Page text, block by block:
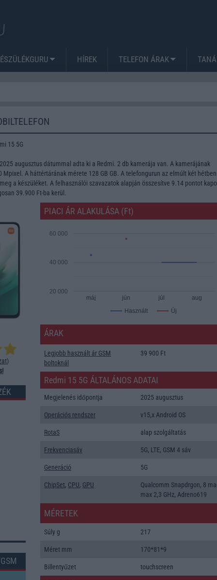
HÍREK TELEFON ÁRAK
15 5G
augusztus dátummal adta ki a Redmi. 2 db kamerája van. A kamerájának
Mpixel. A háttértárának mérete 128 GB GB. A telefongurun az elmúlt két
a készüléket. A felhasználói szavazatok alapján összesítve 9.14 pontot
39.900 Ft-ba kerül.
)
PIACI ÁR ALAKULÁSA (Ft)
Használt Új
máj jún júl aug
20 000
40 000
60 000
ÁRAK
Legjobb használt ár GSM
boltoknál
39 900 Ft
Redmi 15 5G ÁLTALÁNOS ADATAI
Megjelenés időpontja 2025 augusztus
Operációs rendszer v15,x Android OS
RotaS alap szolgáltatás
Frekvenciasáv 5G, LTE, GSM 4 sáv
Generáció 5G
ChipSet, CPU, GPU
Qualcomm Snapdrgon, 8
max 2,3 GHz, Adreno619
MÉRETEK
Súly g 217
Méret mm 170*81*9
Billentyűzet touchscreen